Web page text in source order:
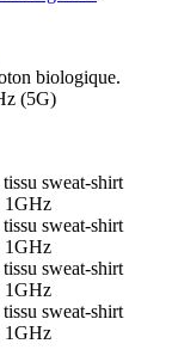
biologique.
(5G)